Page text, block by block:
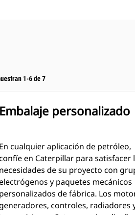
1-6 de 7
Embalaje personalizado
En cualquier aplicación de petróleo,
en Caterpillar para satisfacer
necesidades de su proyecto con
y paquetes mecánicos
personalizados de fábrica. Los
generadores, controles, radiadores
transmisiones Cat se pueden diseñar